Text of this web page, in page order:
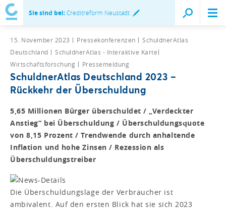
Sie sind bei:Creditreform Neustadt
15. November 2023 Pressekonferenzen
SchuldnerAtlas
Deutschland
SchuldnerAtlas - Interaktive Karte
Wirtschaftsforschung
Pressemeldung
SchuldnerAtlas Deutschland 2023 –
Rückkehr der Überschuldung
5,65 Millionen Bürger überschuldet / „Verdeckter
Anstieg“ bei Überschuldung / Überschuldungsquote
von 8,15 Prozent / Trendwende durch anhaltende
Inflation und hohe Zinsen / Rezession als
Überschuldungstreiber
Die Überschuldungslage der Verbraucher ist
ambivalent. Auf den ersten Blick hat sie sich 2023